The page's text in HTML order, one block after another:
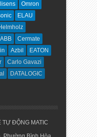
Omron
ELAU
ABB
Cermate
Azbil
EATON
Carlo Gavazi
DATALOGIC
TỰ ĐỘNG MATIC